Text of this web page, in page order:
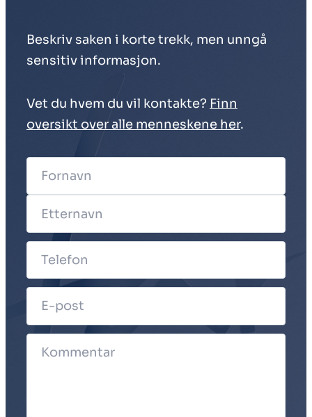
Beskriv saken i korte trekk, men unngå
sensitiv informasjon.
Vet du hvem du vil kontakte? Finn
oversikt over alle menneskene her.